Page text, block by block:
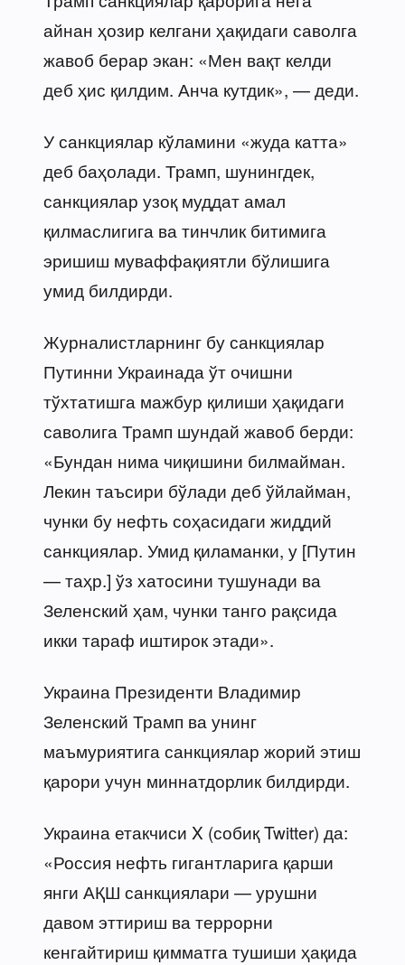
айнан ҳозир келгани ҳақидаги саволга
жавоб берар экан: «Мен вақт келди
деб ҳис қилдим. Анча кутдик», — деди.
У санкциялар кўламини «жуда катта»
деб баҳолади. Трамп, шунингдек,
санкциялар узоқ муддат амал
қилмаслигига ва тинчлик битимига
эришиш муваффақиятли бўлишига
умид билдирди.
Журналистларнинг бу санкциялар
Путинни Украинада ўт очишни
тўхтатишга мажбур қилиши ҳақидаги
саволига Трамп шундай жавоб берди:
«Бундан нима чиқишини билмайман.
Лекин таъсири бўлади деб ўйлайман,
чунки бу нефть соҳасидаги жиддий
санкциялар. Умид қиламанки, у [Путин
— таҳр.] ўз хатосини тушунади ва
Зеленский ҳам, чунки танго рақсида
икки тараф иштирок этади».
Украина Президенти Владимир
Зеленский Трамп ва унинг
маъмуриятига санкциялар жорий этиш
қарори учун миннатдорлик билдирди.
Украина етакчиси X (собиқ Twitter) да:
«Россия нефть гигантларига қарши
янги АҚШ санкциялари — урушни
давом эттириш ва террорни
кенгайтириш қимматга тушиши ҳақида